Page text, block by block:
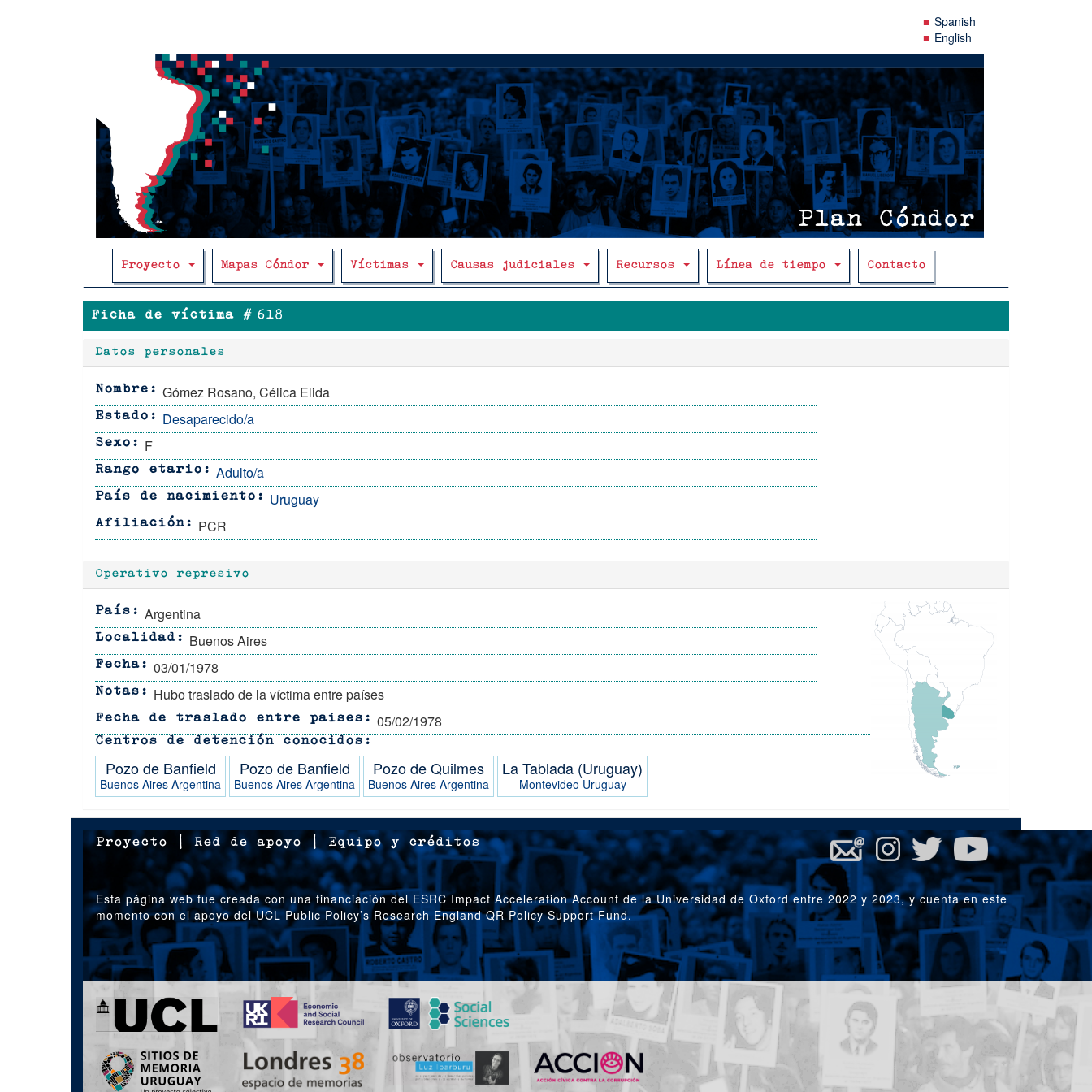
Spanish
English
navigation
Proyecto Mapas Cóndor Víctimas Causas judiciales Recursos Línea de tiempo Contacto
Ficha de víctima # 618
Datos personales
Nombre Gómez Rosano, Célica Elida
Estado Desaparecido/a
Sexo F
Rango etario Adulto/a
País de nacimiento Uruguay
Afiliación PCR
Operativo represivo
País Argentina
Localidad Buenos Aires
Fecha 03/01/1978
Notas Hubo traslado de la víctima entre países
Fecha de traslado entre paises 05/02/1978
Centros de detención conocidos
Pozo de Banfield
Buenos Aires Argentina
Pozo de Banfield
Buenos Aires Argentina
Pozo de Quilmes
Buenos Aires Argentina
La Tablada (Uruguay)
Montevideo Uruguay
Proyecto | Red de apoyo | Equipo y créditos
Esta página web fue creada con una financiación del ESRC Impact Acceleration Account de la Universidad de Oxford entre 2022 y 2023, y cuenta en este
momento con el apoyo del UCL Public Policy’s Research England QR Policy Support Fund.